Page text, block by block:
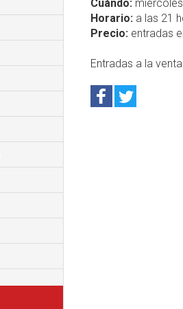
Cuándo:
Horario: a las 21
Precio: entradas
Entradas a la